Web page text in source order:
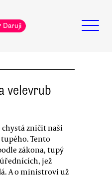
Daruji
velevrub
zničit naši
Tento
zákona, tupý
jež
A o ministrovi už